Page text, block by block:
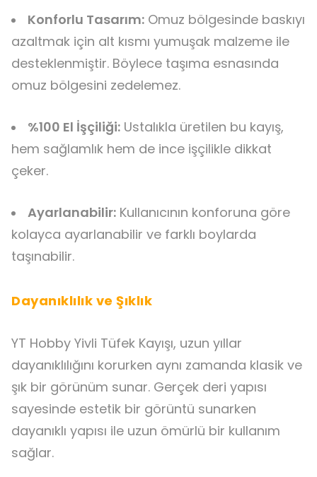
Konforlu Tasarım: Omuz bölgesinde baskıyı
azaltmak için alt kısmı yumuşak malzeme ile
desteklenmiştir. Böylece taşıma esnasında
omuz bölgesini zedelemez.
%100 El İşçiliği: Ustalıkla üretilen bu kayış,
hem sağlamlık hem de ince işçilikle dikkat
çeker.
Ayarlanabilir: Kullanıcının konforuna göre
kolayca ayarlanabilir ve farklı boylarda
taşınabilir.
Dayanıklılık ve Şıklık
YT Hobby Yivli Tüfek Kayışı, uzun yıllar
dayanıklılığını korurken aynı zamanda klasik ve
şık bir görünüm sunar. Gerçek deri yapısı
sayesinde estetik bir görüntü sunarken
dayanıklı yapısı ile uzun ömürlü bir kullanım
sağlar.